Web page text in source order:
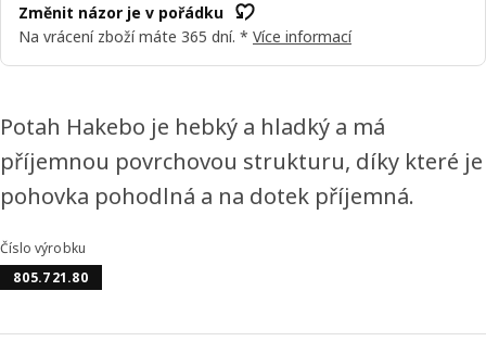
Změnit názor je v pořádku
Na vrácení zboží máte 365 dní. * Více informací
Potah Hakebo je hebký a hladký a má
příjemnou povrchovou strukturu, díky které je
pohovka pohodlná a na dotek příjemná.
Číslo výrobku
805.721.80